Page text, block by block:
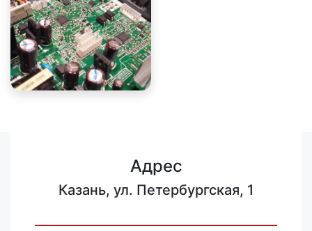
Адрес
Казань, ул. Петербургская, 1